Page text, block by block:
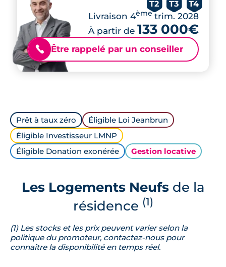
T2 T3 T4
Livraison 4èmetrim. 2028
À partir de 133 000€
📞 Être rappelé par un conseiller
Prêt à taux zéro
Éligible Loi Jeanbrun
Éligible Investisseur LMNP
Éligible Donation exonérée
Gestion locative
Les Logements Neufsde la
résidence (1)
(1) Les stocks et les prix peuvent varier selon la
politique du promoteur, contactez-nous pour
connaître la disponibilité en temps réel.